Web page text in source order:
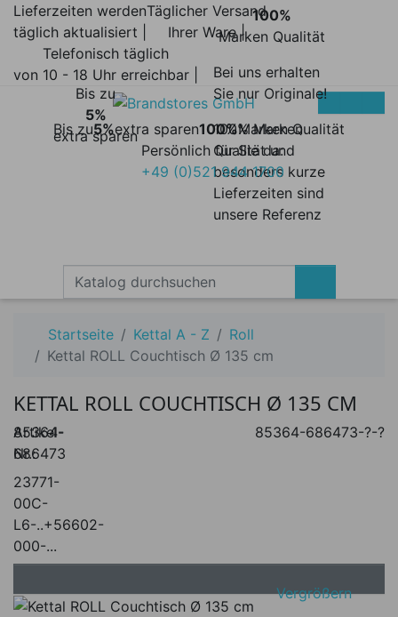
Lieferzeiten werden
täglich aktualisiert |
Täglicher Versand
Ihrer Ware |
Telefonisch täglich
von 10 - 18 Uhr erreichbar |
Bis zu5%extra sparen
Bis zu
5%
extra sparen
100%Marken Qualität
100%
Marken Qualität
Bei uns erhalten
Sie nur Originale!
100% Marken
Qualität und
besonders kurze
Lieferzeiten sind
unsere Referenz
Persönlich für Sie da:
+49 (0)521 944 1700
Startseite Kettal A - Z
Roll
Kettal ROLL Couchtisch Ø 135 cm
KETTAL ROLL COUCHTISCH Ø 135 CM
Artikel-
Nr.:
23771-
00C-
L6-..+56602-
000-...
85364-
686473
85364-686473-?-?
Vergrößern